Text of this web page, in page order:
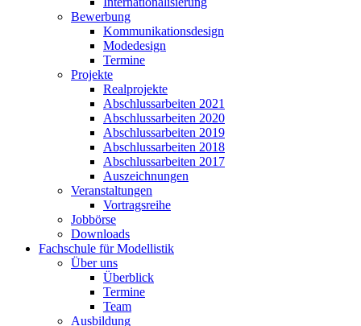
Bewerbung
Kommunikationsdesign
Modedesign
Termine
Projekte
Realprojekte
Abschlussarbeiten 2021
Abschlussarbeiten 2020
Abschlussarbeiten 2019
Abschlussarbeiten 2018
Abschlussarbeiten 2017
Auszeichnungen
Veranstaltungen
Vortragsreihe
Jobbörse
Downloads
Fachschule für Modellistik
Über uns
Überblick
Termine
Team
Ausbildung